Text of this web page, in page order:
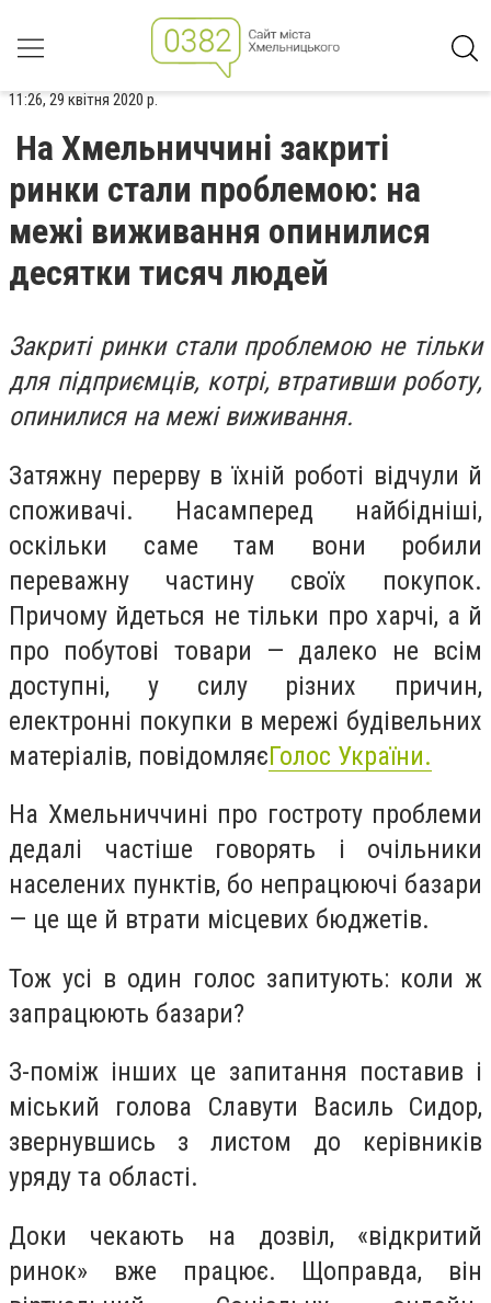
11:26, 29 квітня 2020 р.
На Хмельниччині закриті
ринки стали проблемою: на
межі виживання опинилися
десятки тисяч людей
Закриті ринки стали проблемою не тільки
для підприємців, котрі, втративши роботу,
опинилися на межі виживання.
Затяжну перерву в їхній роботі відчули й
споживачі. Насамперед найбідніші,
оскільки саме там вони робили
переважну частину своїх покупок.
Причому йдеться не тільки про харчі, а й
про побутові товари — далеко не всім
доступні, у силу різних причин,
електронні покупки в мережі будівельних
матеріалів, повідомляєГолос України.
На Хмельниччині про гостроту проблеми
дедалі частіше говорять і очільники
населених пунктів, бо непрацюючі базари
— це ще й втрати місцевих бюджетів.
Тож усі в один голос запитують: коли ж
запрацюють базари?
З-поміж інших це запитання поставив і
міський голова Славути Василь Сидор,
звернувшись з листом до керівників
уряду та області.
Доки чекають на дозвіл, «відкритий
ринок» вже працює. Щоправда, він